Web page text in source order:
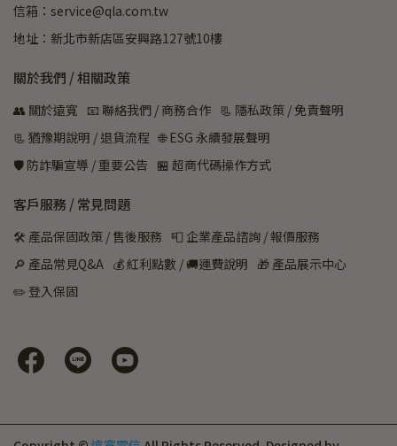
信箱：service@qla.com.tw
地址：新北市新店區安興路127號10樓
關於我們 / 相關政策
👥 關於遠寬 📧 聯絡我們 / 商務合作 📃 隱私政策 / 免責聲明
📃 猶豫期說明 / 退貨流程 🌐 ESG 永續發展聲明
🛡️ 防詐騙宣導 / 重要公告 🏪 超商代碼操作方式
客戶服務 / 常見問題
🛠 產品保固政策 / 售後服務 📮 企業產品諮詢 / 報價服務
🔎 產品常見Q&A 💰 紅利點數 / 🚚運費說明 🎁 產品展示中心
✏️ 登入保固